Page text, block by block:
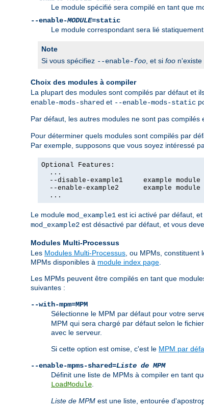
Le module spécifié sera compilé en tant que
--enable-MODULE=static
Le module correspondant sera lié statiquement.
Note
Si vous spécifiez --enable-foo , et si foo n'existe
Choix des modules à compiler
La plupart des modules sont compilés par défaut et
enable-mods-shared et --enable-mods-static
Par défaut, les autres modules ne sont pas
Pour déterminer quels modules sont compilés par
Par exemple, supposons que vous soyez intéressé
Optional Features:
  ...
--disable-example1     example module
--enable-example2      example module
  ...
Le module mod_example1 est ici activé par défaut,
mod_example2 est désactivé par défaut, et vous
Modules Multi-Processus
Les Modules Multi-Processus , ou MPMs,
MPMs disponibles à module index page
Les MPMs peuvent être compilés en tant que
suivantes :
--with-mpm=MPM
Sélectionne le MPM par défaut pour votre
MPM qui sera chargé par défaut selon le
avec le serveur.
Si cette option est omise, c'est le MPM par
--enable-mpms-shared=Liste de MPM
Définit une liste de MPMs à compiler en tant
LoadModule
Liste de MPM est une liste, entourée